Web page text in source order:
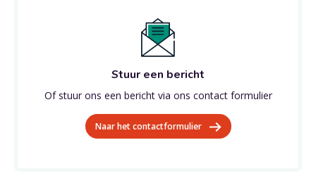
Stuur een bericht
Of stuur ons een bericht via ons contact formulier
Naar het contactformulier